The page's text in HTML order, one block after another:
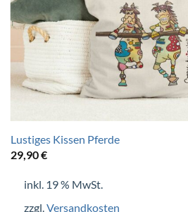
Lustiges Kissen Pferde
29,90€
inkl. 19 % MwSt.
zzgl. Versandkosten